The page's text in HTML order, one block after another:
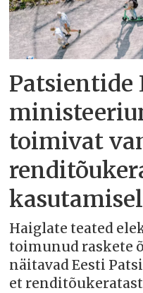
Patsientide
toimivat
kasutamisel
Haiglate teated
toimunud raskete
näitavad Eesti
et